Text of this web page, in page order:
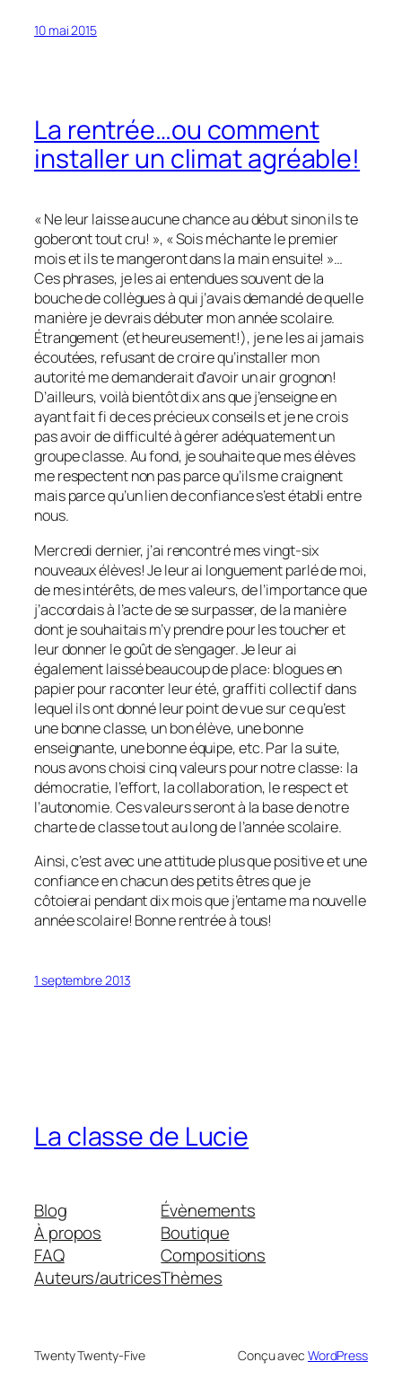
10 mai 2015
La rentrée…ou comment
installer un climat agréable!
« Ne leur laisse aucune chance au début sinon ils te
goberont tout cru! », « Sois méchante le premier
mois et ils te mangeront dans la main ensuite! »…
Ces phrases, je les ai entendues souvent de la
bouche de collègues à qui j’avais demandé de quelle
manière je devrais débuter mon année scolaire.
Étrangement (et heureusement!), je ne les ai jamais
écoutées, refusant de croire qu’installer mon
autorité me demanderait d’avoir un air grognon!
D’ailleurs, voilà bientôt dix ans que j’enseigne en
ayant fait fi de ces précieux conseils et je ne crois
pas avoir de difficulté à gérer adéquatement un
groupe classe. Au fond, je souhaite que mes élèves
me respectent non pas parce qu’ils me craignent
mais parce qu’un lien de confiance s’est établi entre
nous.
Mercredi dernier, j’ai rencontré mes vingt-six
nouveaux élèves! Je leur ai longuement parlé de moi,
de mes intérêts, de mes valeurs, de l’importance que
j’accordais à l’acte de se surpasser, de la manière
dont je souhaitais m’y prendre pour les toucher et
leur donner le goût de s’engager. Je leur ai
également laissé beaucoup de place: blogues en
papier pour raconter leur été, graffiti collectif dans
lequel ils ont donné leur point de vue sur ce qu’est
une bonne classe, un bon élève, une bonne
enseignante, une bonne équipe, etc. Par la suite,
nous avons choisi cinq valeurs pour notre classe: la
démocratie, l’effort, la collaboration, le respect et
l’autonomie. Ces valeurs seront à la base de notre
charte de classe tout au long de l’année scolaire.
Ainsi, c’est avec une attitude plus que positive et une
confiance en chacun des petits êtres que je
côtoierai pendant dix mois que j’entame ma nouvelle
année scolaire! Bonne rentrée à tous!
1 septembre 2013
La classe de Lucie
Blog
À propos
FAQ
Auteurs/autrices
Évènements
Boutique
Compositions
Thèmes
Twenty Twenty-Five Conçu avec WordPress